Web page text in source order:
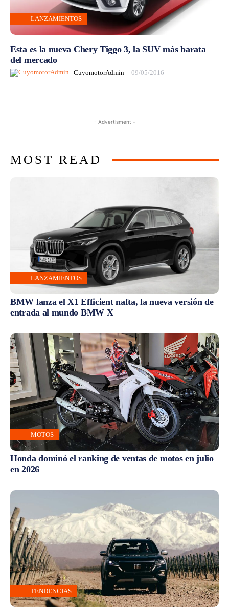
LANZAMIENTOS
Esta es la nueva Chery Tiggo 3, la SUV más barata
del mercado
CuyomotorAdmin - 09/05/2016
- Advertisment -
MOST READ
LANZAMIENTOS
BMW lanza el X1 Efficient nafta, la nueva versión de
entrada al mundo BMW X
MOTOS
Honda dominó el ranking de ventas de motos en julio
en 2026
TENDENCIAS